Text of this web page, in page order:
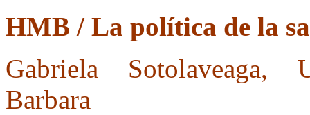
HMB / La política de la
Gabriela Sotolaveaga,
Barbara